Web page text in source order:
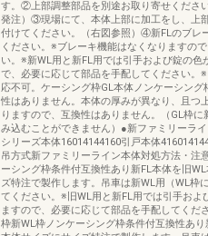
す。②上部調整部品を別途お取り寄せくださ
発注）③現場にて、本体上部に加工をし、上
付けてください。（右図参照）④新FLのブレ
ください。※ブレーキ機能はなくなりますの
い。※新WL用と新FL用では引手および錠の色
で、必要に応じて部品を手配してください。
応不可。ケーシング枠GL本体ノンケーシング
性はありません。本体の厚みが異なり、且つ
りますので、互換性はありません。（GL枠に
み込むことができません）●新ファミリーラ
シリーズ本体16014144160引戸本体
吊方式新ファミリーライン本体対処方法・注
ーシング枠条件付互換性あり新FL本体を旧
ズ特注で製作します。吊車は新WL用（WL枠
てください。※旧WL用と新FL用では引手およ
ますので、必要に応じて部品を手配してくだ
枠新WL枠ノンケーシング枠条件付互換性あり